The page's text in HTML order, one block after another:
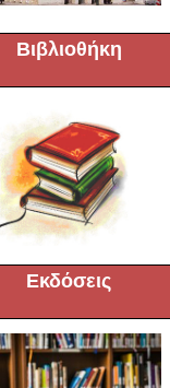
Βιβλιοθήκη
Εκδόσεις